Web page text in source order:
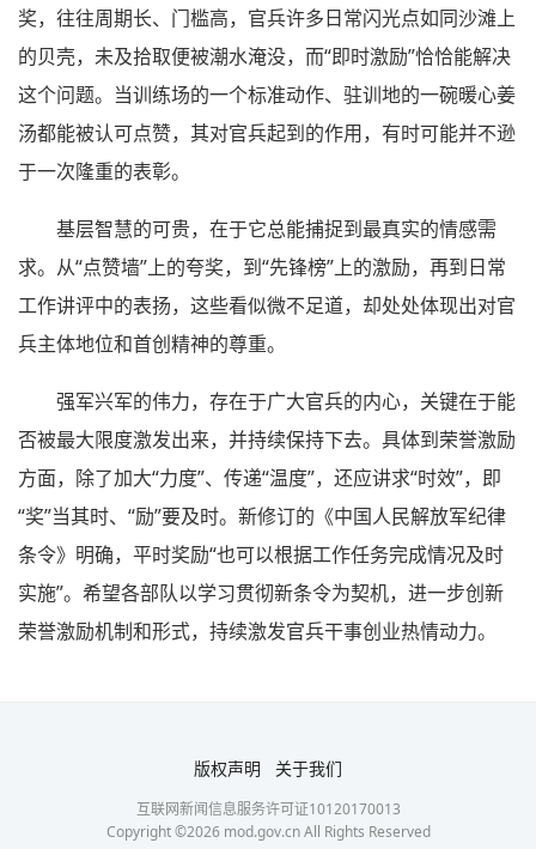
奖，往往周期长、门槛高，官兵许多日常闪光点如同沙滩上
的贝壳，未及拾取便被潮水淹没，而“即时激励”恰恰能解决
这个问题。当训练场的一个标准动作、驻训地的一碗暖心姜
汤都能被认可点赞，其对官兵起到的作用，有时可能并不逊
于一次隆重的表彰。
基层智慧的可贵，在于它总能捕捉到最真实的情感需
求。从“点赞墙”上的夸奖，到“先锋榜”上的激励，再到日常
工作讲评中的表扬，这些看似微不足道，却处处体现出对官
兵主体地位和首创精神的尊重。
强军兴军的伟力，存在于广大官兵的内心，关键在于能
否被最大限度激发出来，并持续保持下去。具体到荣誉激励
方面，除了加大“力度”、传递“温度”，还应讲求“时效”，即
“奖”当其时、“励”要及时。新修订的《中国人民解放军纪律
条令》明确，平时奖励“也可以根据工作任务完成情况及时
实施”。希望各部队以学习贯彻新条令为契机，进一步创新
荣誉激励机制和形式，持续激发官兵干事创业热情动力。
版权声明 关于我们
互联网新闻信息服务许可证10120170013
Copyright ©2026mod.gov.cn All Rights Reserved